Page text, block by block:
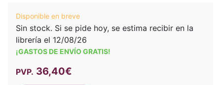
Disponible en breve
Sin stock. Si se pide hoy, se estima recibir en la
librería el 12/08/26
¡GASTOS DE ENVÍO GRATIS!
PVP. 36,40€